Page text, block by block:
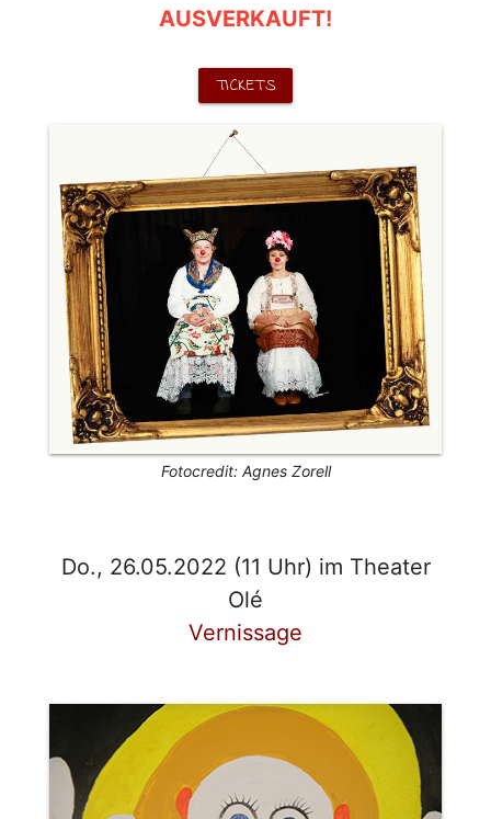
AUSVERKAUFT!
TICKETS
Fotocredit: Agnes Zorell
Do., 26.05.2022 (11 Uhr) im Theater
Olé
Vernissage